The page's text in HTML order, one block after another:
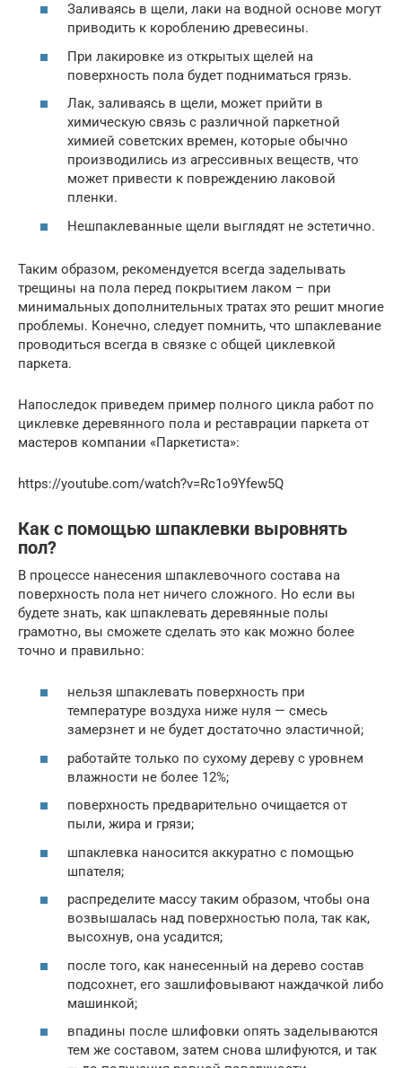
Заливаясь в щели, лаки на водной основе могут
приводить к короблению древесины.
При лакировке из открытых щелей на
поверхность пола будет подниматься грязь.
Лак, заливаясь в щели, может прийти в
химическую связь с различной паркетной
химией советских времен, которые обычно
производились из агрессивных веществ, что
может привести к повреждению лаковой
пленки.
Нешпаклеванные щели выглядят не эстетично.
Таким образом, рекомендуется всегда заделывать
трещины на пола перед покрытием лаком – при
минимальных дополнительных тратах это решит многие
проблемы. Конечно, следует помнить, что шпаклевание
проводиться всегда в связке с общей циклевкой
паркета.
Напоследок приведем пример полного цикла работ по
циклевке деревянного пола и реставрации паркета от
мастеров компании «Паркетиста»:
https://youtube.com/watch?v=Rc1o9Yfew5Q
Как с помощью шпаклевки выровнять
пол?
В процессе нанесения шпаклевочного состава на
поверхность пола нет ничего сложного. Но если вы
будете знать, как шпаклевать деревянные полы
грамотно, вы сможете сделать это как можно более
точно и правильно:
нельзя шпаклевать поверхность при
температуре воздуха ниже нуля — смесь
замерзнет и не будет достаточно эластичной;
работайте только по сухому дереву с уровнем
влажности не более 12%;
поверхность предварительно очищается от
пыли, жира и грязи;
шпаклевка наносится аккуратно с помощью
шпателя;
распределите массу таким образом, чтобы она
возвышалась над поверхностью пола, так как,
высохнув, она усадится;
после того, как нанесенный на дерево состав
подсохнет, его зашлифовывают наждачкой либо
машинкой;
впадины после шлифовки опять заделываются
тем же составом, затем снова шлифуются, и так